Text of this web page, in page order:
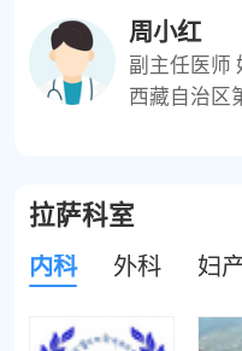
周小红
副主任医师
西藏自治区
拉萨科室
内科 外科 妇